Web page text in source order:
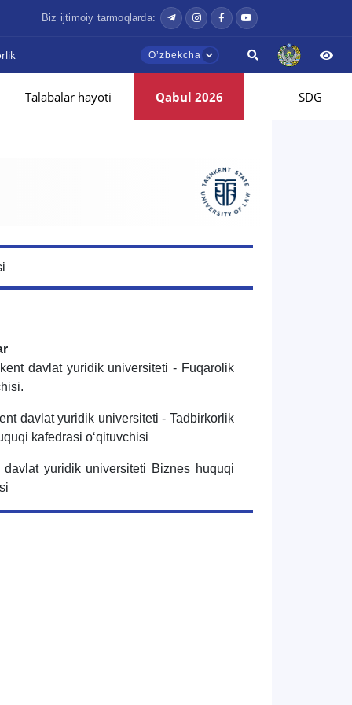
Biz ijtimoiy tarmoqlarda:
Oʼzbekcha
Talabalar hayoti Qabul 2026 SDG
davlat yuridik universiteti - Fuqarolik
davlat yuridik universiteti - Tadbirkorlik
kafedrasi oʻqituvchisi
yuridik universiteti Biznes huquqi